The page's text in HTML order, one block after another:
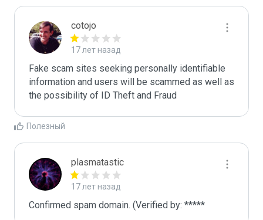
cotojo
17 лет назад
Fake scam sites seeking personally identifiable
information and users will be scammed as well as
the possibility of ID Theft and Fraud
Полезный
plasmatastic
17 лет назад
Confirmed spam domain. (Verified by: *****